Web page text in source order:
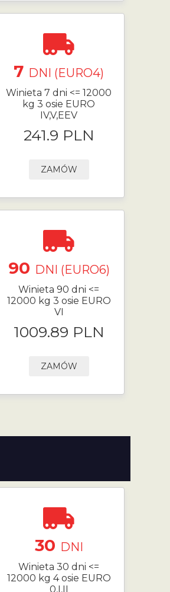
7 DNI (EURO4)
Winieta 7 dni <= 12000
kg 3 osie EURO
IV,V,EEV
241.9 PLN
ZAMÓW
90 DNI (EURO6)
Winieta 90 dni <=
12000 kg 3 osie EURO
VI
1009.89 PLN
ZAMÓW
30 DNI
Winieta 30 dni <=
12000 kg 4 osie EURO
0,I,II